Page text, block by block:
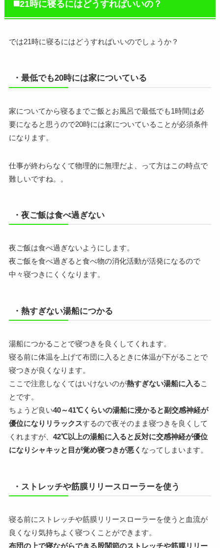
◼️21時に寝るにはどうすればいいの？
では21時に寝るにはどうすればいいのでしょうか？
・最低でも20時には家についている
家についてから寝るまでご飯とお風呂で最低でも1時間は必
要になると思うので20時には家についていることが必須条件
になります。
仕事が終わらなくて物理的に無理だよ、って方はこの時点で
難しいですね。。
・夜ご飯は食べ過ぎない
夜ご飯は食べ過ぎないようにします。
夜ご飯を食べ過ぎると食べ物の消化活動が活発になるので
中々寝つきにくくなります。
・熱すぎない湯船につかる
湯船につかることで寝つきを良くしてくれます。
寝る前に体温を上げて布団に入るときに体温が下がることで
寝つきが良くなります。
ここで注意しなくてはいけないのが熱すぎない湯船に入るこ
とです。
ちょうど良い40～41℃くらいの湯船に浸かると副交感神経が
優位になりリラックスするので夜そのまま寝つきを良くして
くれますが、 42℃以上の湯船に入ると反対に交感神経が優位
になりシャキッと目が覚め寝つきが悪く なってしまいます。
・ストレッチや筋膜リリースローラーを使う
寝る前にストレッチや筋膜リリースローラーを使うと血流が
良くなり気持ちよく寝つくことができます。
布団の上で寝ながらできる股関節のストレッチや筋膜リリー